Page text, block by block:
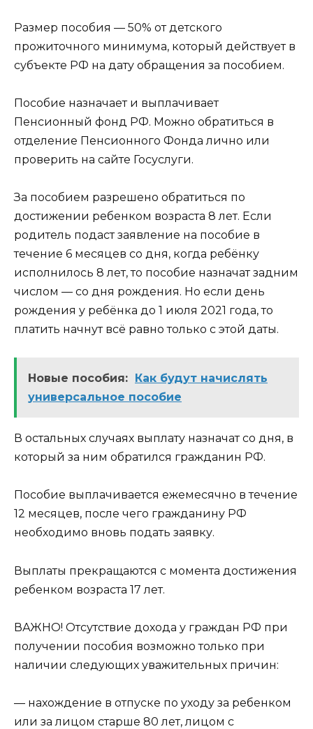
Размер пособия — 50% от детского
прожиточного минимума, который действует в
субъекте РФ на дату обращения за пособием.
Пособие назначает и выплачивает
Пенсионный фонд РФ. Можно обратиться в
отделение Пенсионного Фонда лично или
проверить на сайте Госуслуги.
За пособием разрешено обратиться по
достижении ребенком возраста 8 лет. Если
родитель подаст заявление на пособие в
течение 6 месяцев со дня, когда ребёнку
исполнилось 8 лет, то пособие назначат задним
числом — со дня рождения. Но если день
рождения у ребёнка до 1 июля 2021 года, то
платить начнут всё равно только с этой даты.
Новые пособия:
Как будут начислять
универсальное пособие
В остальных случаях выплату назначат со дня, в
который за ним обратился гражданин РФ.
Пособие выплачивается ежемесячно в течение
12 месяцев, после чего гражданину РФ
необходимо вновь подать заявку.
Выплаты прекращаются с момента достижения
ребенком возраста 17 лет.
ВАЖНО! Отсутствие дохода у граждан РФ при
получении пособия возможно только при
наличии следующих уважительных причин:
— нахождение в отпуске по уходу за ребенком
или за лицом старше 80 лет, лицом с